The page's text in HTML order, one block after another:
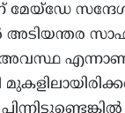
മേയ്‌ഡേ
അടിയന്തര